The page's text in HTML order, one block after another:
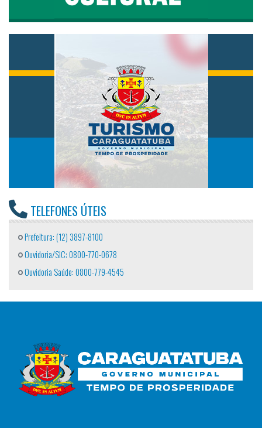
TELEFONES ÚTEIS
Prefeitura: (12) 3897-8100
Ouvidoria/SIC: 0800-770-0678
Ouvidoria Saúde: 0800-779-4545